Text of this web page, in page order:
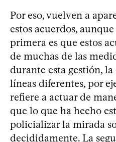
Por eso, vuelven a
estos acuerdos,
primera es que estos
de muchas de las
durante esta gestión,
líneas diferentes, por
refiere a actuar de
que lo que ha hecho
policializar la mirada
decididamente. La